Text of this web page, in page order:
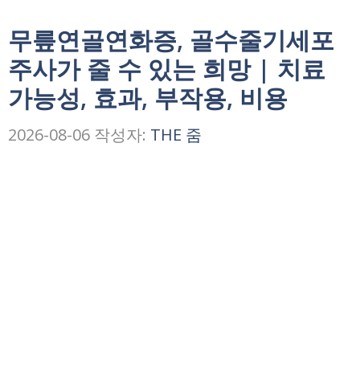
무릎연골연화증, 골수줄기세포
주사가 줄 수 있는 희망 | 치료
가능성, 효과, 부작용, 비용
2026-08-06 작성자: THE 줌